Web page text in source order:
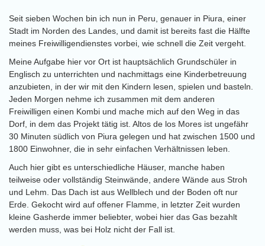
Seit sieben Wochen bin ich nun in Peru, genauer in Piura, einer
Stadt im Norden des Landes, und damit ist bereits fast die Hälfte
meines Freiwilligendienstes vorbei, wie schnell die Zeit vergeht.
Meine Aufgabe hier vor Ort ist hauptsächlich Grundschüler in
Englisch zu unterrichten und nachmittags eine Kinderbetreuung
anzubieten, in der wir mit den Kindern lesen, spielen und basteln.
Jeden Morgen nehme ich zusammen mit dem anderen
Freiwilligen einen Kombi und mache mich auf den Weg in das
Dorf, in dem das Projekt tätig ist. Altos de los Mores ist ungefähr
30 Minuten südlich von Piura gelegen und hat zwischen 1500 und
1800 Einwohner, die in sehr einfachen Verhältnissen leben.
Auch hier gibt es unterschiedliche Häuser, manche haben
teilweise oder vollständig Steinwände, andere Wände aus Stroh
und Lehm. Das Dach ist aus Wellblech und der Boden oft nur
Erde. Gekocht wird auf offener Flamme, in letzter Zeit wurden
kleine Gasherde immer beliebter, wobei hier das Gas bezahlt
werden muss, was bei Holz nicht der Fall ist.